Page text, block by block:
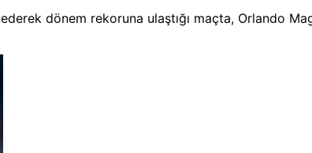
dönem rekoruna ulaştığı maçta, Orlando